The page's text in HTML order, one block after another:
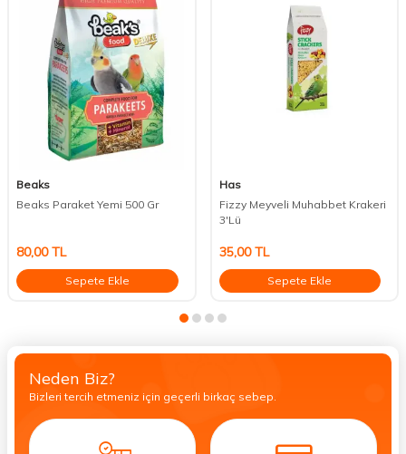
Beaks
Beaks Paraket Yemi 500 Gr
80,00TL
Sepete Ekle
Has
Fizzy Meyveli Muhabbet Krakeri
3'Lü
35,00TL
Sepete Ekle
Neden Biz?
Bizleri tercih etmeniz için geçerli birkaç sebep.